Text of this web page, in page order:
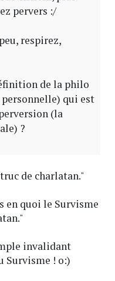
pervers :/
respirez,
de la philo
qui est
(la
?
de charlatan."
en quoi le Survisme
invalidant
Survisme ! o:)